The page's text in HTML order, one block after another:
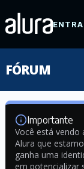
FÓRUM
Importante
Você está vendo
Alura que
ganha uma
em potencializar